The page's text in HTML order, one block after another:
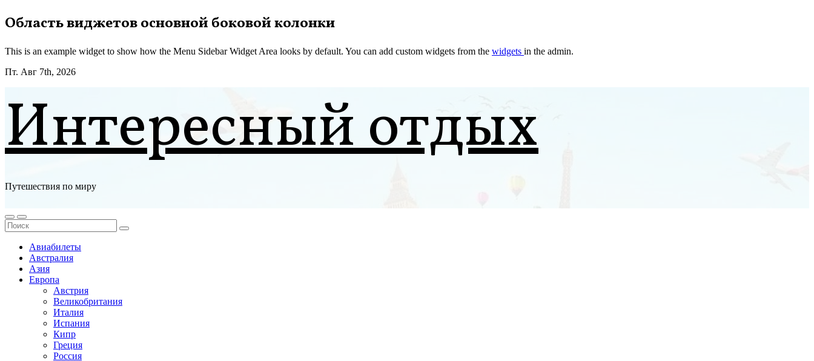
Перейти
к
Область виджетов основной боковой колонки
This is an example widget to show how the Menu Sidebar Widget Area looks by default. You can add custom widgets from the widgets in the admin.
Пт. Авг 7th, 2026
Интересный отдых
Путешествия по миру
Авиабилеты
Австралия
Азия
Европа
Австрия
Великобритания
Италия
Испания
Кипр
Греция
Россия